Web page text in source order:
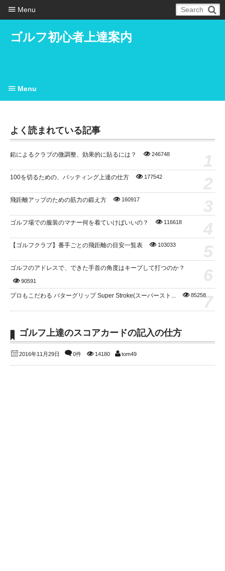
ゴルフ初心者上達案内
よく読まれている記事
鉛によるクラブの微調整、効果的に貼るには？ 246748
100を切るための、パッティング上達の仕方 177542
飛距離アップのための筋力の鍛え方 160917
ゴルフ場での服装のマナー何を着ていけばいいの？ 116618
【ゴルフクラブ】番手ごとの飛距離の目安一覧表 103033
ゴルフのアドレスで、できた手首の角度はキープして打つのか？
90591
プロもこだわる パターグリップ Super Stroke(スーパースト... 85258
7
ゴルフ上達のスコアカードの記入の仕方
2016年11月29日 0件 14180 tom49
Menu
Menu